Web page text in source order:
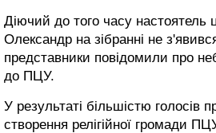
Діючий до того часу настоятель
Олександр на зібранні не
представники повідомили про
до ПЦУ.
У результаті більшістю голосів
створення релігійної громади